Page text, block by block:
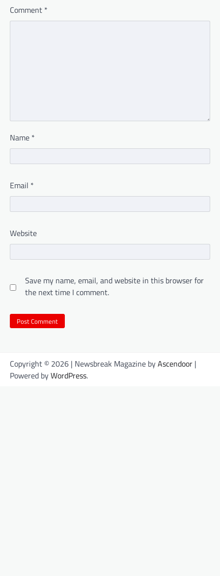
Comment *
Name *
Email *
Website
Save my name, email, and website in this browser for
the next time I comment.
Copyright © 2026 | Newsbreak Magazine byAscendoor |
Powered byWordPress.